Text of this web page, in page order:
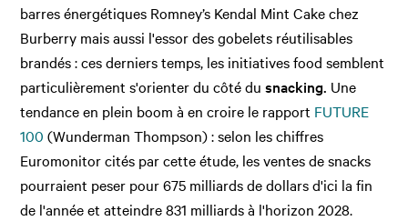
barres énergétiques Romney’s Kendal Mint Cake chez
Burberry mais aussi l'essor des gobelets réutilisables
brandés : ces derniers temps, les initiatives food semblent
particulièrement s'orienter du côté dusnacking. Une
tendance en plein boom à en croire le rapport FUTURE
100 (Wunderman Thompson) : selon les chiffres
Euromonitor cités par cette étude, les ventes de snacks
pourraient peser pour 675 milliards de dollars d'ici la fin
de l'année et atteindre 831 milliards à l'horizon 2028.